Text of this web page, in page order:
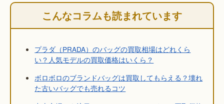
こんなコラムも読まれています
プラダ（PRADA）のバッグの買取相場はどれくら
い？人気モデルの買取価格はいくら？
ボロボロのブランドバッグは買取してもらえる？壊れ
た古いバッグでも売れるコツ